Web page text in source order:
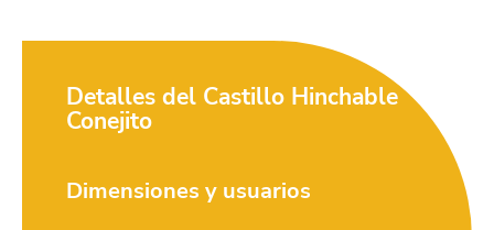
Detalles del Castillo Hinchable
Conejito
Dimensiones y usuarios